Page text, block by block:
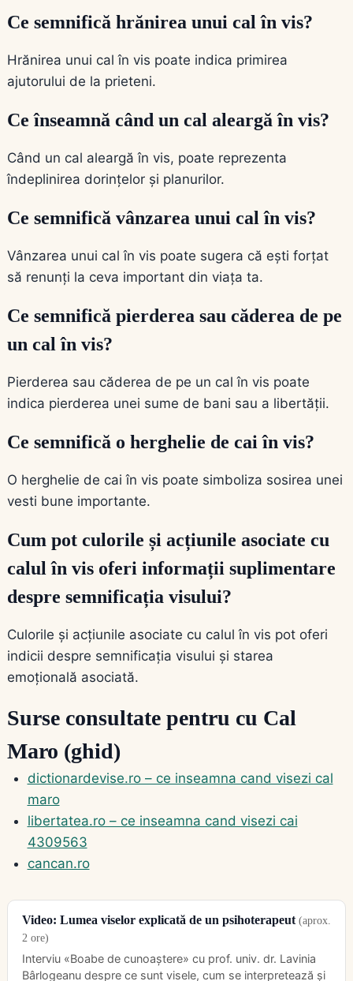
Ce semnifică hrănirea unui cal în vis?
Hrănirea unui cal în vis poate indica primirea
ajutorului de la prieteni.
Ce înseamnă când un cal aleargă în vis?
Când un cal aleargă în vis, poate reprezenta
îndeplinirea dorințelor și planurilor.
Ce semnifică vânzarea unui cal în vis?
Vânzarea unui cal în vis poate sugera că ești forțat
să renunți la ceva important din viața ta.
Ce semnifică pierderea sau căderea de pe
un cal în vis?
Pierderea sau căderea de pe un cal în vis poate
indica pierderea unei sume de bani sau a libertății.
Ce semnifică o herghelie de cai în vis?
O herghelie de cai în vis poate simboliza sosirea unei
vesti bune importante.
Cum pot culorile și acțiunile asociate cu
calul în vis oferi informații suplimentare
despre semnificația visului?
Culorile și acțiunile asociate cu calul în vis pot oferi
indicii despre semnificația visului și starea
emoțională asociată.
Surse consultate pentru cu Cal
Maro (ghid)
dictionardevise.ro – ce inseamna cand visezi cal
maro
libertatea.ro – ce inseamna cand visezi cai
4309563
cancan.ro
Video: Lumea viselor explicată de un psihoterapeut (aprox.
2 ore)
Interviu «Boabe de cunoaștere» cu prof. univ. dr. Lavinia
Bârlogeanu despre ce sunt visele, cum se interpretează și